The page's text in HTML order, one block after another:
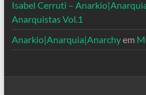
Isabel Cerruti –
Anarquistas Vol.1
Anarkio|Anarquia|Anarchyem